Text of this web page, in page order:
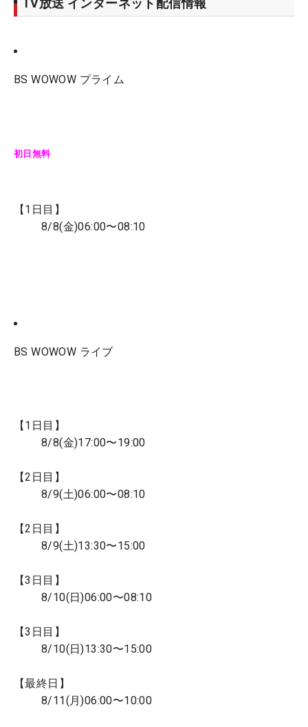
BS WOWOW プライム
初日無料
【1日目】
8/8(金)06:00〜08:10
BS WOWOW ライブ
【1日目】
8/8(金)17:00〜19:00
【2日目】
8/9(土)06:00〜08:10
【2日目】
8/9(土)13:30〜15:00
【3日目】
8/10(日)06:00〜08:10
【3日目】
8/10(日)13:30〜15:00
【最終日】
8/11(月)06:00〜10:00